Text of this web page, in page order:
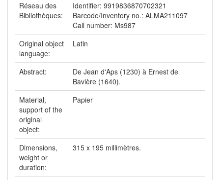
Réseau des
Bibliothèques:
Identifier: 9919836870702321
Barcode/Inventory no.: ALMA211097
Call number: Ms987
Original object
language:
Latin
Abstract:
De Jean d'Aps (1230) à Ernest de
Bavière (1640).
Material,
support of the
original
object:
Papier
Dimensions,
weight or
duration:
315 x 195 millimètres.